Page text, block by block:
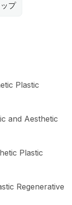
プ
Plastic
and Aesthetic
Plastic
Regenerative